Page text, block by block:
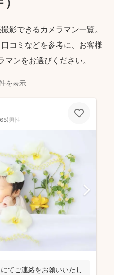
影できるカメラマン一覧。
コミなどを参考に、お客様
ンをお選びください。
を表示
)男性
てご連絡をお願いいたし